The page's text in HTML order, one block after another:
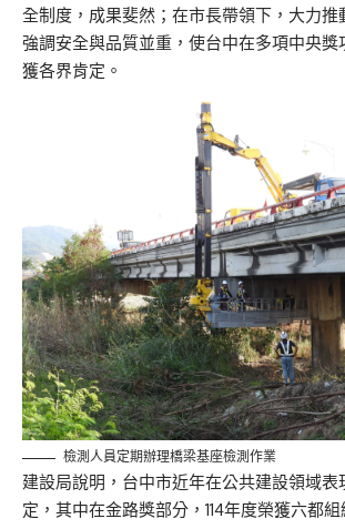
全制度，成果斐然；在市長帶領下，大力推
強調安全與品質並重，使台中在多項中央獎
獲各界肯定。
檢測人員定期辦理橋梁基座檢測作業
建設局說明，台中市近年在公共建設領域表
定，其中在金路獎部分，114年度榮獲六都